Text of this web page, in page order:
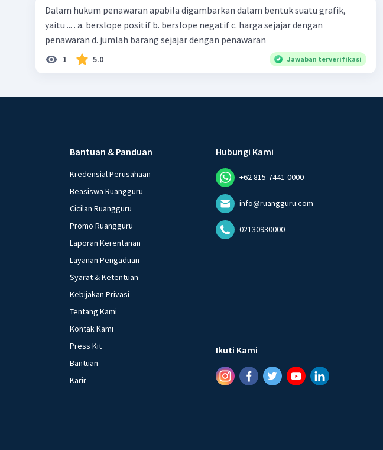
Dalam hukum penawaran apabila digambarkan dalam bentuk suatu grafik,
yaitu ... . a. berslope positif b. berslope negatif c. harga sejajar dengan
penawaran d. jumlah barang sejajar dengan penawaran
1 5.0 Jawaban terverifikasi
Bantuan & Panduan
Kredensial Perusahaan
Beasiswa Ruangguru
Cicilan Ruangguru
Promo Ruangguru
Laporan Kerentanan
Layanan Pengaduan
Syarat & Ketentuan
Kebijakan Privasi
Tentang Kami
Kontak Kami
Press Kit
Bantuan
Karir
Hubungi Kami
+62 815-7441-0000
info@ruangguru.com
02130930000
Ikuti Kami